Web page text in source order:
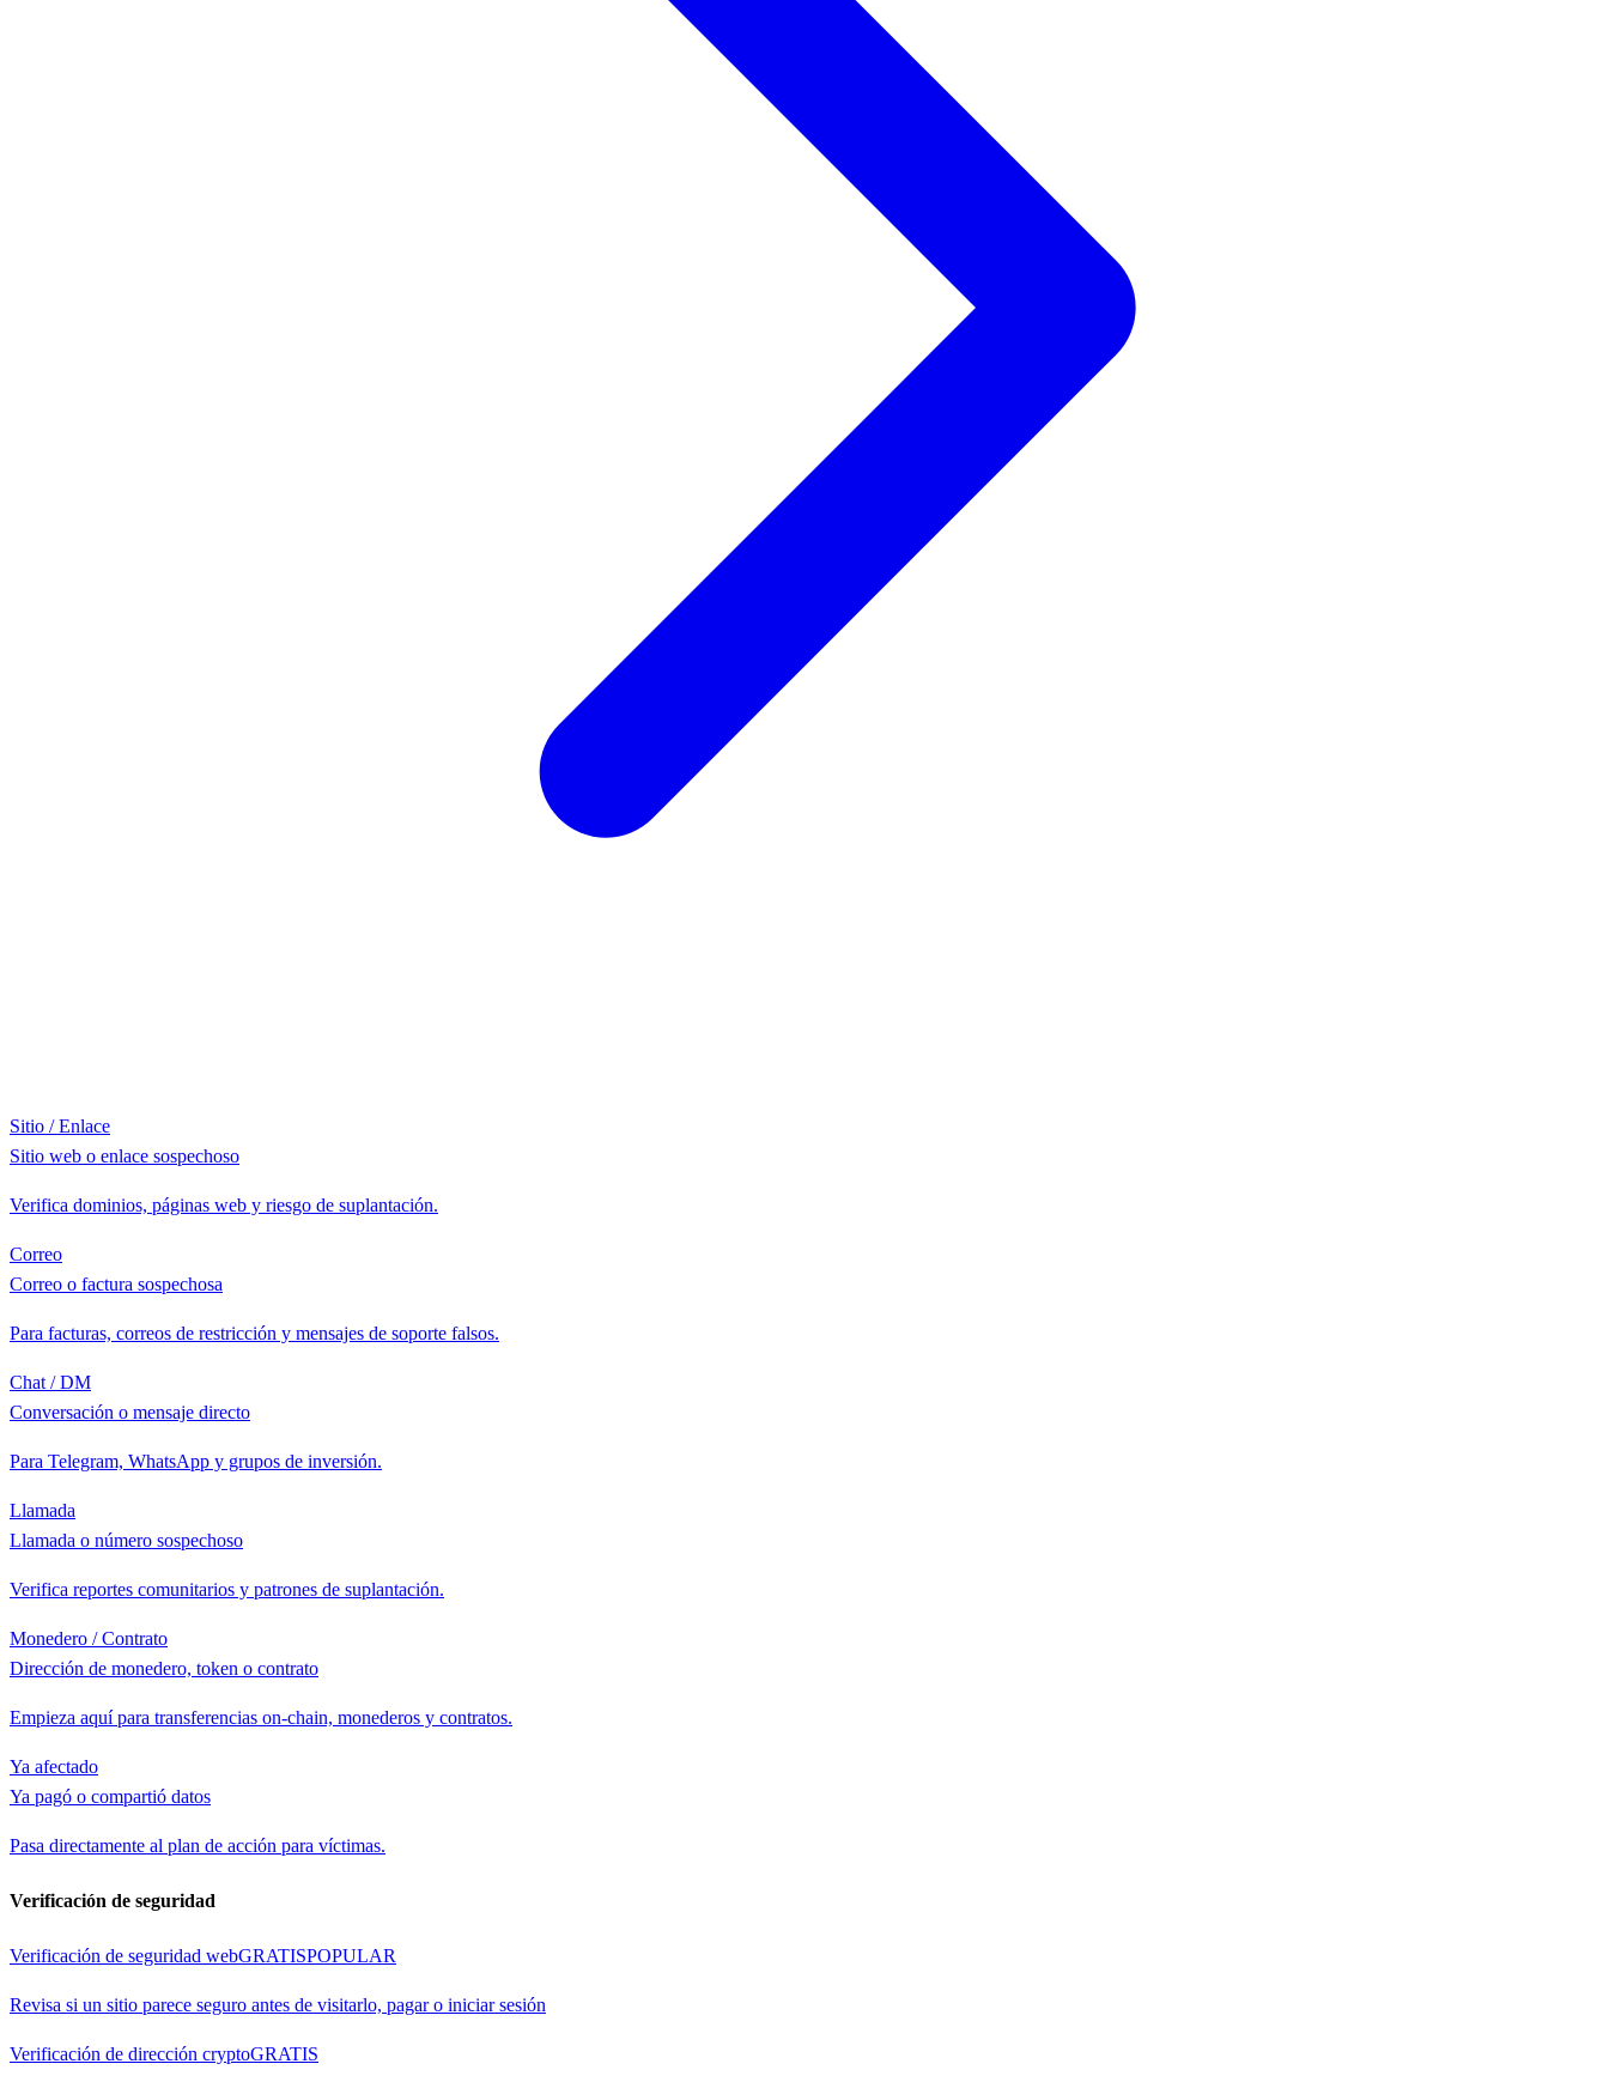
Sitio / Enlace
Sitio web o enlace sospechoso
Verifica dominios, páginas web y riesgo de suplantación.
Correo
Correo o factura sospechosa
Para facturas, correos de restricción y mensajes de soporte falsos.
Chat / DM
Conversación o mensaje directo
Para Telegram, WhatsApp y grupos de inversión.
Llamada
Llamada o número sospechoso
Verifica reportes comunitarios y patrones de suplantación.
Monedero / Contrato
Dirección de monedero, token o contrato
Empieza aquí para transferencias on-chain, monederos y contratos.
Ya afectado
Ya pagó o compartió datos
Pasa directamente al plan de acción para víctimas.
Verificación de seguridad
Verificación de seguridad webGRATISPOPULAR
Revisa si un sitio parece seguro antes de visitarlo, pagar o iniciar sesión
Verificación de dirección cryptoGRATIS